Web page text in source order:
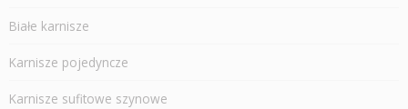
Białe karnisze
Karnisze pojedyncze
Karnisze sufitowe szynowe